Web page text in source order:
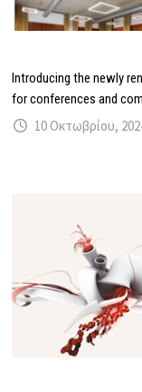
Introducing the newly
for conferences and
10 Οκτωβρίου,